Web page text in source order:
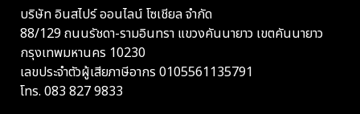
บริษัท อินสไปร์ ออนไลน์ โซเชียล จำกัด
88/129 ถนนรัชดา-รามอินทรา แขวงคันนายาว เขตคันนายาว
กรุงเทพมหานคร 10230
เลขประจำตัวผู้เสียภาษีอากร 0105561135791
โทร. 083 827 9833